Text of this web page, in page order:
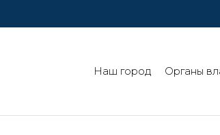
Наш город Органы